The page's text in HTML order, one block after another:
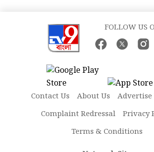
FOLLOW US
Contact Us About Us
Complaint Redressal
Privacy
Terms & Conditions